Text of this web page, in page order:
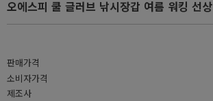
오에스피 쿨 글러브 낚시장갑 여름 워킹 선상
판매가격
소비자가격
제조사